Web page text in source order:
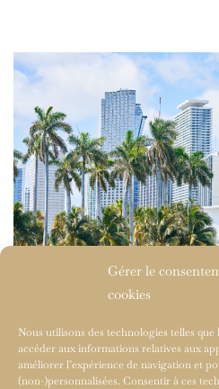
Gérer le
cookies
Nous utilisons des technologies telles
accéder aux informations relatives aux
améliorer l’expérience de navigation et
(non-)personnalisées. Consentir à ces